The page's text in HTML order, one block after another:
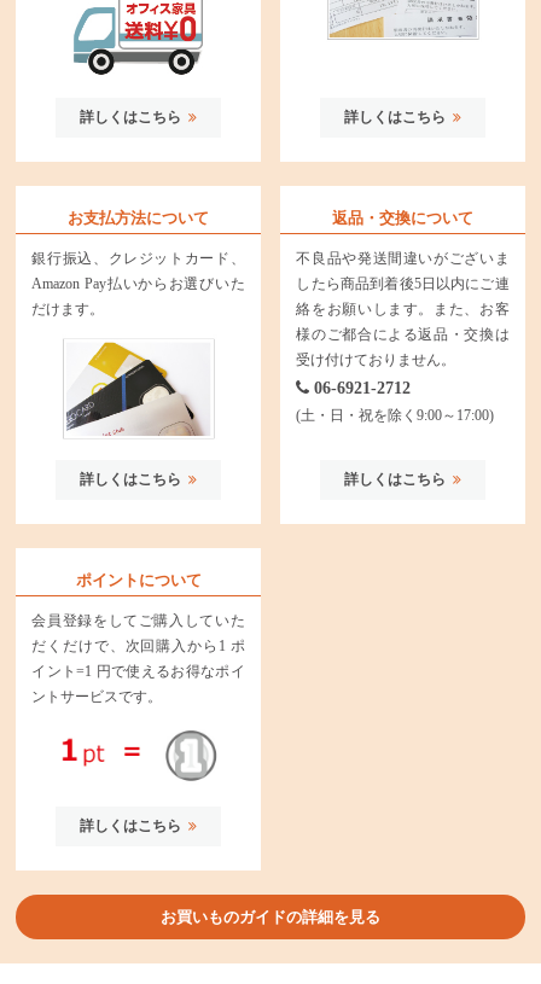
詳しくはこちら 詳しくはこちら
お支払方法について
銀行振込、クレジットカード、
Amazon Pay払いからお選びいた
だけます。
詳しくはこちら
返品・交換について
不良品や発送間違いがございま
したら商品到着後5日以内にご連
絡をお願いします。また、お客
様のご都合による返品・交換は
受け付けておりません。
06-6921-2712
(土・日・祝を除く9:00～17:00)
詳しくはこちら
ポイントについて
会員登録をしてご購入していた
だくだけで、次回購入から1 ポ
イント=1 円で使えるお得なポイ
ントサービスです。
詳しくはこちら
お買いものガイドの詳細を見る